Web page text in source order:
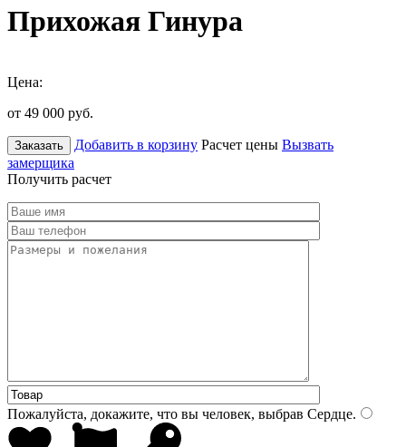
Прихожая Гинура
Цена:
от 49 000 руб.
Заказать Добавить в корзину Расчет цены Вызвать
замерщика
Получить расчет
Пожалуйста, докажите, что вы человек, выбрав Сердце.